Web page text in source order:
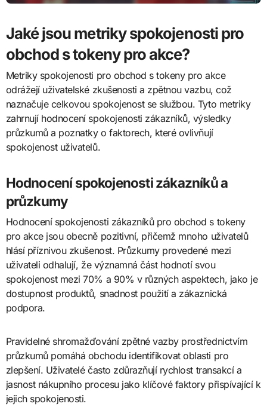
Jaké jsou metriky spokojenosti pro
obchod s tokeny pro akce?
Metriky spokojenosti pro obchod s tokeny pro akce
odrážejí uživatelské zkušenosti a zpětnou vazbu, což
naznačuje celkovou spokojenost se službou. Tyto metriky
zahrnují hodnocení spokojenosti zákazníků, výsledky
průzkumů a poznatky o faktorech, které ovlivňují
spokojenost uživatelů.
Hodnocení spokojenosti zákazníků a
průzkumy
Hodnocení spokojenosti zákazníků pro obchod s tokeny
pro akce jsou obecně pozitivní, přičemž mnoho uživatelů
hlásí příznivou zkušenost. Průzkumy provedené mezi
uživateli odhalují, že významná část hodnotí svou
spokojenost mezi 70% a 90% v různých aspektech, jako je
dostupnost produktů, snadnost použití a zákaznická
podpora.
Pravidelné shromažďování zpětné vazby prostřednictvím
průzkumů pomáhá obchodu identifikovat oblasti pro
zlepšení. Uživatelé často zdůrazňují rychlost transakcí a
jasnost nákupního procesu jako klíčové faktory přispívající k
jejich spokojenosti.